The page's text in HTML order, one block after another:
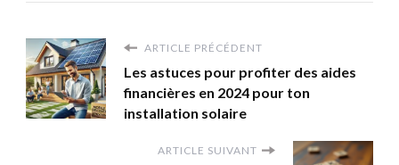
ARTICLE PRÉCÉDENT
Les astuces pour profiter des aides
financières en 2024 pour ton
installation solaire
ARTICLE SUIVANT